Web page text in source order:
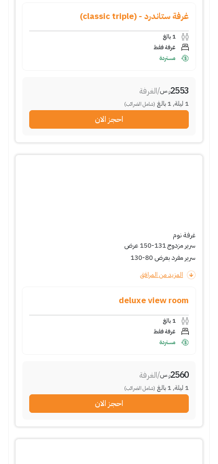
غرفة ستاندرد - (classic triple)
1 بالغ
غرفة فقط
مستردة
2553ر.س/الغرفة
1 ليلة,
1 بالغ (شامل الضرائب)
احجز الان
غرفة نوم
سرير مزدوج 131-150 عرض
سرير مفرد بعرض 80-130
المزيد من المرافق
deluxe view room
1 بالغ
غرفة فقط
مستردة
2560ر.س/الغرفة
1 ليلة,
1 بالغ (شامل الضرائب)
احجز الان